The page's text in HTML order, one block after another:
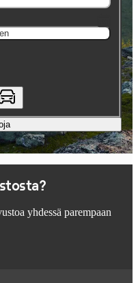
yhdessä parempaan